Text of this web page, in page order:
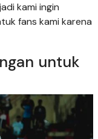
kami ingin
fans kami karena
untuk